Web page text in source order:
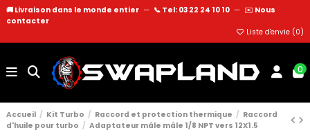
🚚 Livraison dans le monde entier — 📞 Tel: 03 22 24 10 10 — ✉️ Nous
contacter
Liste d'envie (0)
0
Accueil Kit Turbo Raccord et protection thermique
Raccord
d'huile pour turbo
Adaptateur mâle mâle 1/8 NPT vers 12X1.5